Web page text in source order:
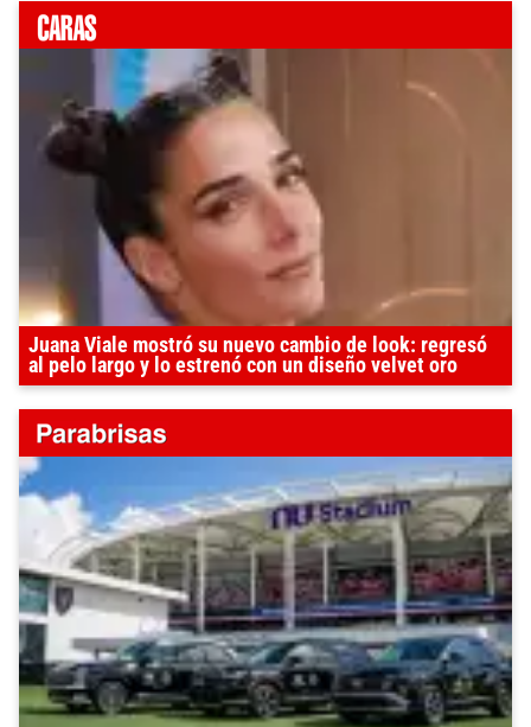
Juana Viale mostró su nuevo cambio de look: regresó
al pelo largo y lo estrenó con un diseño velvet oro